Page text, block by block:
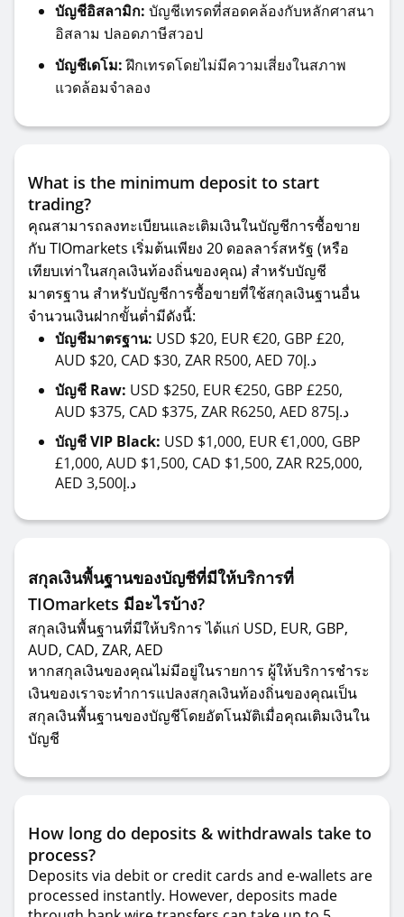
บัญชีอิสลามิก: บัญชีเทรดที่สอดคล้องกับหลักศาสนา
อิสลาม ปลอดภาษีสวอป
บัญชีเดโม: ฝึกเทรดโดยไม่มีความเสี่ยงในสภาพ
แวดล้อมจำลอง
What is the minimum deposit to start
trading?
คุณสามารถลงทะเบียนและเติมเงินในบัญชีการซื้อขาย
กับ TIOmarkets เริ่มต้นเพียง 20 ดอลลาร์สหรัฐ (หรือ
เทียบเท่าในสกุลเงินท้องถิ่นของคุณ) สำหรับบัญชี
มาตรฐาน สำหรับบัญชีการซื้อขายที่ใช้สกุลเงินฐานอื่น
จำนวนเงินฝากขั้นต่ำมีดังนี้:
บัญชีมาตรฐาน: USD $20, EUR €20, GBP £20,
AUD $20, CAD $30, ZAR R500, AED 70د.إ
บัญชี Raw: USD $250, EUR €250, GBP £250,
AUD $375, CAD $375, ZAR R6250, AED 875د.إ
บัญชี VIP Black: USD $1,000, EUR €1,000, GBP
£1,000, AUD $1,500, CAD $1,500, ZAR R25,000,
AED 3,500د.إ
สกุลเงินพื้นฐานของบัญชีที่มีให้บริการที่
TIOmarkets มีอะไรบ้าง?
สกุลเงินพื้นฐานที่มีให้บริการ ได้แก่ USD, EUR, GBP,
AUD, CAD, ZAR, AED
หากสกุลเงินของคุณไม่มีอยู่ในรายการ ผู้ให้บริการชำระ
เงินของเราจะทำการแปลงสกุลเงินท้องถิ่นของคุณเป็น
สกุลเงินพื้นฐานของบัญชีโดยอัตโนมัติเมื่อคุณเติมเงินใน
บัญชี
How long do deposits & withdrawals take to
process?
Deposits via debit or credit cards and e-wallets are
processed instantly. However, deposits made